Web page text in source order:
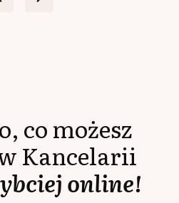
co możesz
Kancelarii
online!